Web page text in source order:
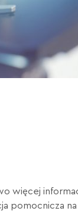
więcej
pomocnicza